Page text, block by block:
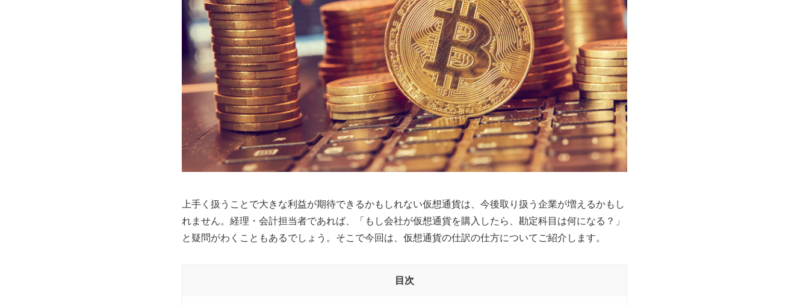
上手く扱うことで大きな利益が期待できるかもしれない仮想通貨は、今後取り扱う企業が増えるかもし
れません。経理・会計担当者であれば、「もし会社が仮想通貨を購入したら、勘定科目は何になる？」
と疑問がわくこともあるでしょう。そこで今回は、仮想通貨の仕訳の仕方についてご紹介します。
目次